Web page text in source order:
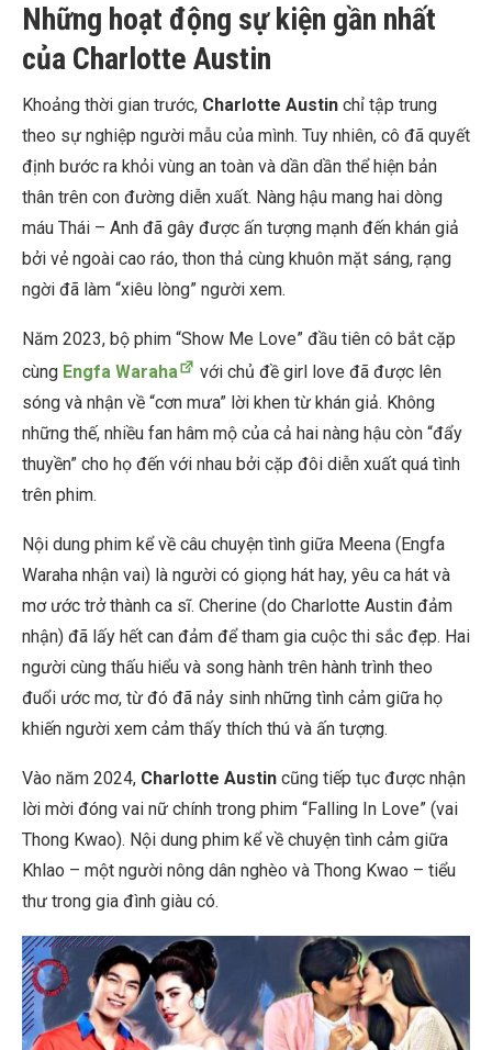
Những hoạt động sự kiện gần nhất
của Charlotte Austin
Khoảng thời gian trước, Charlotte Austin chỉ tập trung
theo sự nghiệp người mẫu của mình. Tuy nhiên, cô đã quyết
định bước ra khỏi vùng an toàn và dần dần thể hiện bản
thân trên con đường diễn xuất. Nàng hậu mang hai dòng
máu Thái – Anh đã gây được ấn tượng mạnh đến khán giả
bởi vẻ ngoài cao ráo, thon thả cùng khuôn mặt sáng, rạng
ngời đã làm “xiêu lòng” người xem.
Năm 2023, bộ phim “Show Me Love” đầu tiên cô bắt cặp
cùng Engfa Waraha
với chủ đề girl love đã được lên
sóng và nhận về “cơn mưa” lời khen từ khán giả. Không
những thế, nhiều fan hâm mộ của cả hai nàng hậu còn “đẩy
thuyền” cho họ đến với nhau bởi cặp đôi diễn xuất quá tình
trên phim.
Nội dung phim kể về câu chuyện tình giữa Meena (Engfa
Waraha nhận vai) là người có giọng hát hay, yêu ca hát và
mơ ước trở thành ca sĩ. Cherine (do Charlotte Austin đảm
nhận) đã lấy hết can đảm để tham gia cuộc thi sắc đẹp. Hai
người cùng thấu hiểu và song hành trên hành trình theo
đuổi ước mơ, từ đó đã nảy sinh những tình cảm giữa họ
khiến người xem cảm thấy thích thú và ấn tượng.
Vào năm 2024, Charlotte Austin cũng tiếp tục được nhận
lời mời đóng vai nữ chính trong phim “Falling In Love” (vai
Thong Kwao). Nội dung phim kể về chuyện tình cảm giữa
Khlao – một người nông dân nghèo và Thong Kwao – tiểu
thư trong gia đình giàu có.